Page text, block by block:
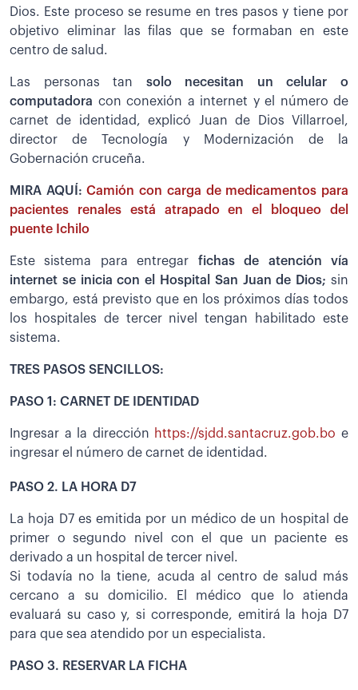
Dios. Este proceso se resume en tres pasos y tiene por
objetivo eliminar las filas que se formaban en este
centro de salud.
Las personas tan solo necesitan un celular o
computadora con conexión a internet y el número de
carnet de identidad, explicó Juan de Dios Villarroel,
director de Tecnología y Modernización de la
Gobernación cruceña.
MIRA AQUÍ:Camión con carga de medicamentos para
pacientes renales está atrapado en el bloqueo del
puente Ichilo
Este sistema para entregar fichas de atención vía
internet se inicia con el Hospital San Juan de Dios; sin
embargo, está previsto que en los próximos días todos
los hospitales de tercer nivel tengan habilitado este
sistema.
TRES PASOS SENCILLOS:
PASO 1: CARNET DE IDENTIDAD
Ingresar a la dirección https://sjdd.santacruz.gob.bo e
ingresar el número de carnet de identidad.
PASO 2. LA HORA D7
La hoja D7 es emitida por un médico de un hospital de
primer o segundo nivel con el que un paciente es
derivado a un hospital de tercer nivel.
Si todavía no la tiene, acuda al centro de salud más
cercano a su domicilio. El médico que lo atienda
evaluará su caso y, si corresponde, emitirá la hoja D7
para que sea atendido por un especialista.
PASO 3. RESERVAR LA FICHA